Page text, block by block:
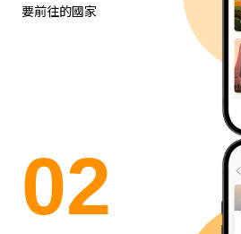
要前往的國家
02